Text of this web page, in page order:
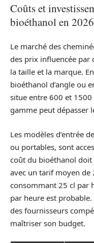
Coûts et
bioéthanol en 2026
Le marché des
des prix influencée par
la taille et la marque.
bioéthanol d’angle ou
situe entre 600 et
gamme peut dépasser
Les modèles d’entrée
ou portables, sont
coût du bioéthanol
avec un tarif moyen de
consommant 25 cl par
par heure est
des fournisseurs
maîtriser son budget.